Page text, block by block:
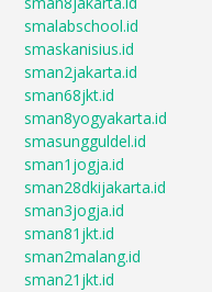
smalabschool.id
smaskanisius.id
sman2jakarta.id
sman68jkt.id
sman8yogyakarta.id
smasungguldel.id
sman1jogja.id
sman28dkijakarta.id
sman3jogja.id
sman81jkt.id
sman2malang.id
sman21jkt.id